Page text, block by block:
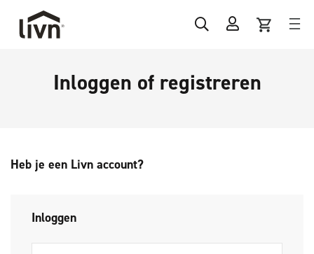
Inloggen of registreren
Heb je een Livn account?
Inloggen